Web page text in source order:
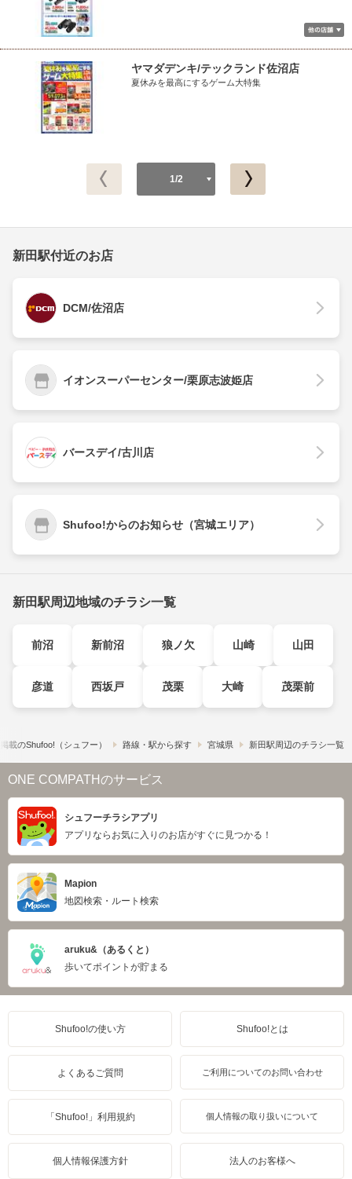
ヤマダデンキ/テックランド佐沼店
夏休みを最高にするゲーム大特集
1/2
新田駅付近のお店
DCM/佐沼店
イオンスーパーセンター/栗原志波姫店
バースデイ/古川店
Shufoo!からのお知らせ（宮城エリア）
新田駅周辺地域のチラシ一覧
前沼 新前沼 狼ノ欠 山崎 山田
彦道 西坂戸 茂栗 大崎 茂栗前
載の​Shufoo!​（シュフー） 路線・駅から探す 宮城県 新田駅周辺のチラシ一覧
ONE COMPATHのサービス
シュフーチラシアプリ
アプリならお気に入りのお店がすぐに見つかる！
Mapion
地図検索・ルート検索
aruku&（あるくと）
歩いてポイントが貯まる
Shufoo!の使い方 Shufoo!とは
よくあるご質問 ご利用についてのお問い合わせ
「Shufoo!」利用規約 個人情報の取り扱いについて
個人情報保護方針 法人のお客様へ